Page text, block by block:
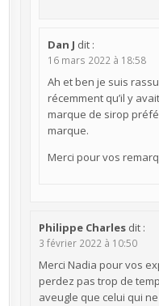
Dan J dit :
16 mars 2022 à 18:58
Ah et ben je suis
récemment qu’il y
marque de sirop
marque.
Merci pour vos
Philippe Charles dit :
3 février 2022 à 10:50
Merci Nadia pour vos
perdez pas trop de
aveugle que celui qui